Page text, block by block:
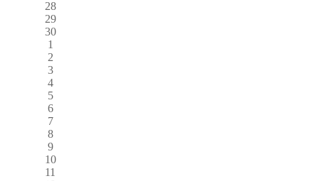
28
29
30
1
2
3
4
5
6
7
8
9
10
11